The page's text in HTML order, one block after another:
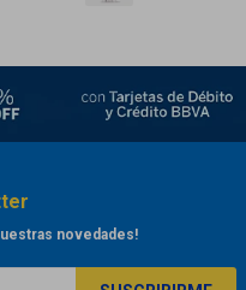
novedades!